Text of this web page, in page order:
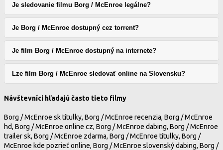
Je sledovanie filmu Borg / McEnroe legálne?
Je Borg / McEnroe dostupný cez torrent?
Je film Borg / McEnroe dostupný na internete?
Lze film Borg / McEnroe sledovať online na Slovensku?
Návštevníci hľadajú často tieto filmy
Borg / McEnroe sk titulky, Borg / McEnroe recenzia, Borg / McEnroe
hd, Borg / McEnroe online cz, Borg / McEnroe dabing, Borg / McEnroe
trailer sk, Borg / McEnroe zdarma, Borg / McEnroe titulky, Borg /
McEnroe kde pozrieť online, Borg / McEnroe slovenský dabing, Borg /